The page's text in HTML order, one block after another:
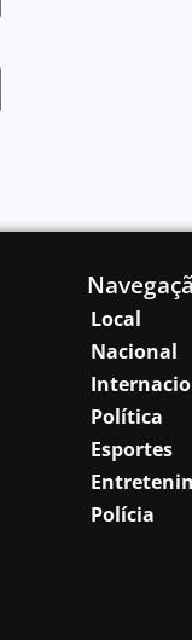
Local
Nacional
Política
Esportes
Polícia